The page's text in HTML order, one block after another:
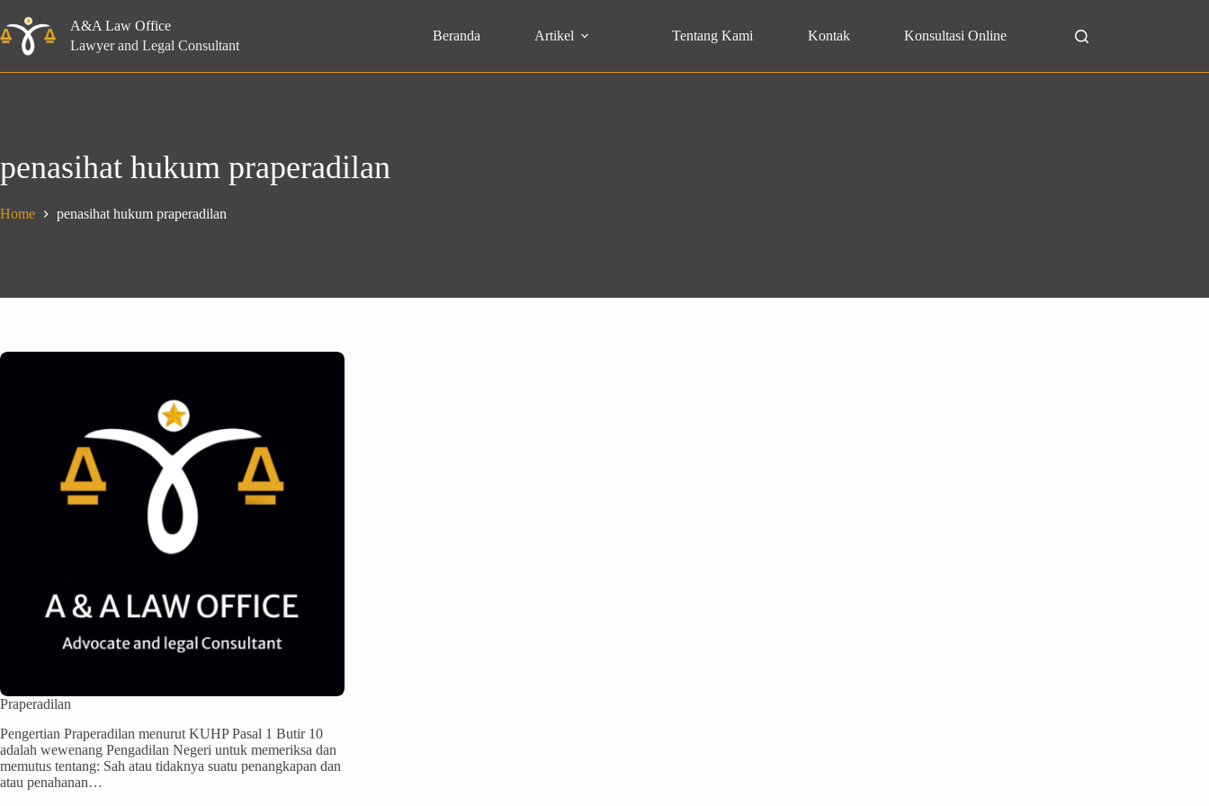
to
content
A&A Law Office
Lawyer and Legal Consultant
Beranda Artikel Tentang Kami Kontak Konsultasi Online
penasihat hukum praperadilan
Home penasihat hukum praperadilan
Praperadilan
Pengertian Praperadilan menurut KUHP Pasal 1 Butir 10
adalah wewenang Pengadilan Negeri untuk memeriksa dan
memutus tentang: Sah atau tidaknya suatu penangkapan dan
atau penahanan…